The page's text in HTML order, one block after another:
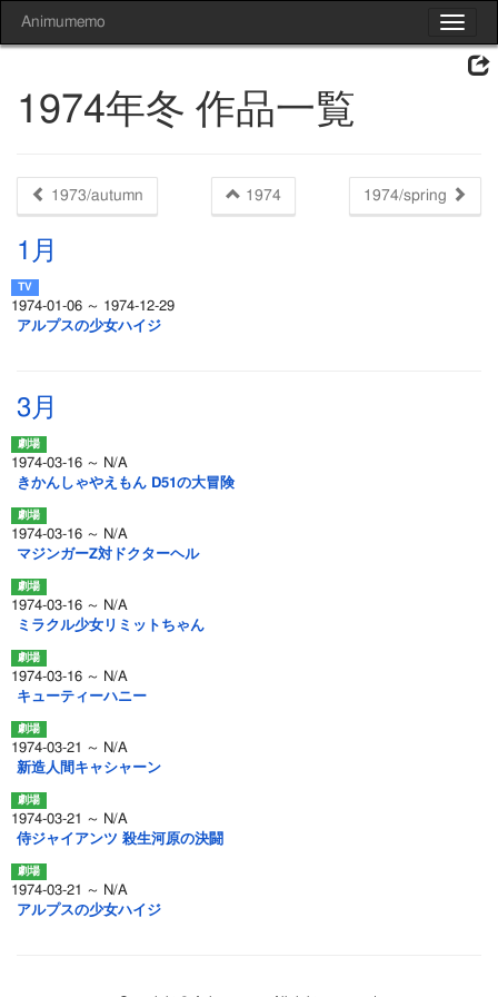
Toggle
Animumemo
1974年冬 作品一覧
1973/autumn 1974 1974/spring
1月
1974-01-06 ～ 1974-12-29
アルプスの少女ハイジ
3月
1974-03-16 ～ N/A
きかんしゃやえもん D51の大冒険
1974-03-16 ～ N/A
マジンガーZ対ドクターヘル
1974-03-16 ～ N/A
ミラクル少女リミットちゃん
1974-03-16 ～ N/A
キューティーハニー
1974-03-21 ～ N/A
新造人間キャシャーン
1974-03-21 ～ N/A
侍ジャイアンツ 殺生河原の決闘
1974-03-21 ～ N/A
アルプスの少女ハイジ